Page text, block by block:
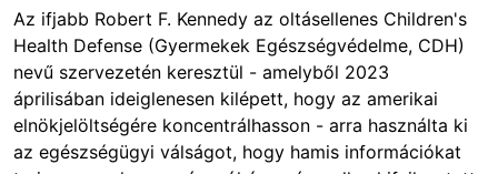
Az ifjabb Robert F. Kennedy az oltásellenes Children's
Health Defense (Gyermekek Egészségvédelme, CDH)
nevű szervezetén keresztül - amelyből 2023
áprilisában ideiglenesen kilépett, hogy az amerikai
elnökjelöltségére koncentrálhasson - arra használta ki
az egészségügyi válságot, hogy hamis információkat